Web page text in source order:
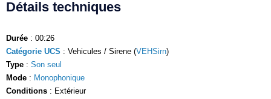
Détails techniques
Durée : 00:26
Catégorie UCS : Vehicules / Sirene (VEHSirn)
Type : Son seul
Mode : Monophonique
Conditions : Extérieur